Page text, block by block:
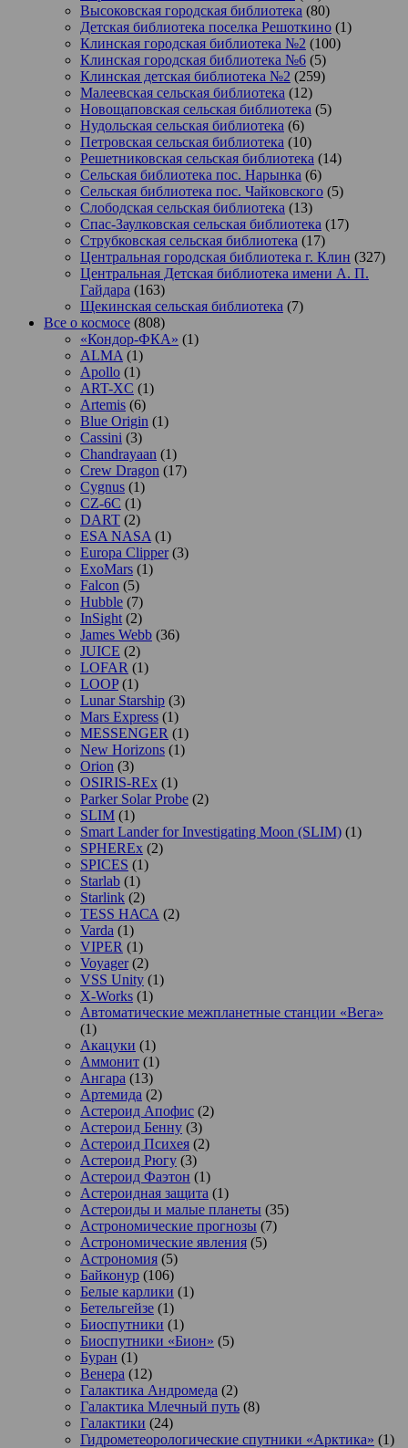
Высоковская городская библиотека (80)
Детская библиотека поселка Решоткино (1)
Клинская городская библиотека №2 (100)
Клинская городская библиотека №6 (5)
Клинская детская библиотека №2 (259)
Малеевская сельская библиотека (12)
Новощаповская сельская библиотека (5)
Нудольская сельская библиотека (6)
Петровская сельская библиотека (10)
Решетниковская сельская библиотека (14)
Сельская библиотека пос. Нарынка (6)
Сельская библиотека пос. Чайковского (5)
Слободская сельская библиотека (13)
Спас-Заулковская сельская библиотека (17)
Струбковская сельская библиотека (17)
Центральная городская библиотека г. Клин (327)
Центральная Детская библиотека имени А. П.
Гайдара (163)
Щекинская сельская библиотека (7)
Все о космосе (808)
«Кондор-ФКА» (1)
ALMA (1)
Apollo (1)
ART-XC (1)
Artemis (6)
Blue Origin (1)
Cassini (3)
Chandrayaan (1)
Crew Dragon (17)
Cygnus (1)
CZ-6C (1)
DART (2)
ESA NASA (1)
Europa Clipper(3)
ExoMars (1)
Falcon (5)
Hubble (7)
InSight (2)
James Webb (36)
JUICE (2)
LOFAR (1)
LOOP(1)
Lunar Starship (3)
Mars Express (1)
MESSENGER (1)
New Horizons (1)
Orion (3)
OSIRIS-REx (1)
Parker Solar Probe (2)
SLIM (1)
Smart Lander for Investigating Moon (SLIM) (1)
SPHEREx (2)
SPICES (1)
Starlab (1)
Starlink (2)
TESS НАСА (2)
Varda (1)
VIPER (1)
Voyager(2)
VSS Unity (1)
X-Works (1)
Автоматические межпланетные станции «Вега»
(1)
Акацуки (1)
Аммонит (1)
Ангара (13)
Артемида (2)
Астероид Апофис (2)
Астероид Бенну (3)
Астероид Психея (2)
Астероид Рюгу (3)
Астероид Фаэтон (1)
Астероидная защита (1)
Астероиды и малые планеты (35)
Астрономические прогнозы (7)
Астрономические явления (5)
Астрономия (5)
Байконур (106)
Белые карлики (1)
Бетельгейзе (1)
Биоспутники (1)
Биоспутники «Бион» (5)
Буран (1)
Венера (12)
Галактика Андромеда (2)
Галактика Млечный путь (8)
Галактики (24)
Гидрометеорологические спутники «Арктика» (1)